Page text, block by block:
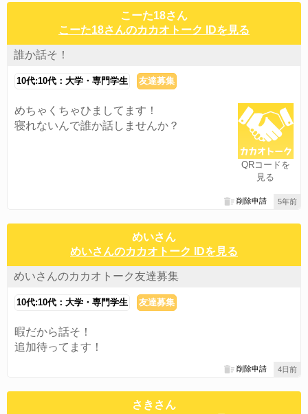
こーた18さん
こーた18さんのカカオトーク IDを見る
誰か話そ！
10代:10代：大学・専門学生 友達募集
QRコードを
見る
めちゃくちゃひましてます！
寝れないんで誰か話しませんか？
5年前
削除申請
めいさん
めいさんのカカオトーク IDを見る
めいさんのカカオトーク友達募集
10代:10代：大学・専門学生 友達募集
暇だから話そ！
追加待ってます！
4日前
削除申請
さきさん